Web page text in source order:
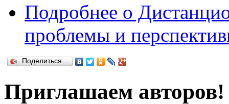
Подробнее о
проблемы и
Поделиться…
Приглашаем авторов!